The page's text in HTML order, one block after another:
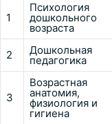
1
Психология
дошкольного
возраста
2 Дошкольная
педагогика
3
Возрастная
анатомия,
физиология и
гигиена